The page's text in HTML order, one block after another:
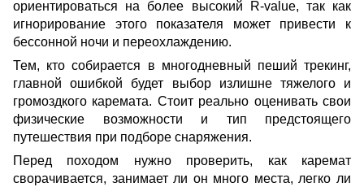
ориентироваться на более высокий R-value, так как
игнорирование этого показателя может привести к
бессонной ночи и переохлаждению.
Тем, кто собирается в многодневный пеший трекинг,
главной ошибкой будет выбор излишне тяжелого и
громоздкого каремата. Стоит реально оценивать свои
физические возможности и тип предстоящего
путешествия при подборе снаряжения.
Перед походом нужно проверить, как каремат
сворачивается, занимает ли он много места, легко ли